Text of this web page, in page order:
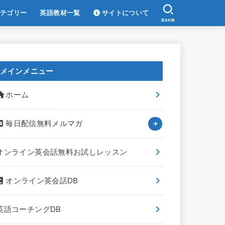
ゴリー 英語教材一覧 サイトについて
SEARCH
メインメニュー
ホーム
毎日配信無料メルマガ
ンライン英会話無料お試しレッスン
オンライン英会話DB
語コーチングDB